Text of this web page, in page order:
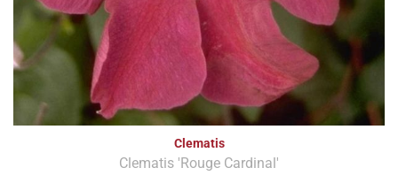
Clematis
Clematis 'Rouge Cardinal'